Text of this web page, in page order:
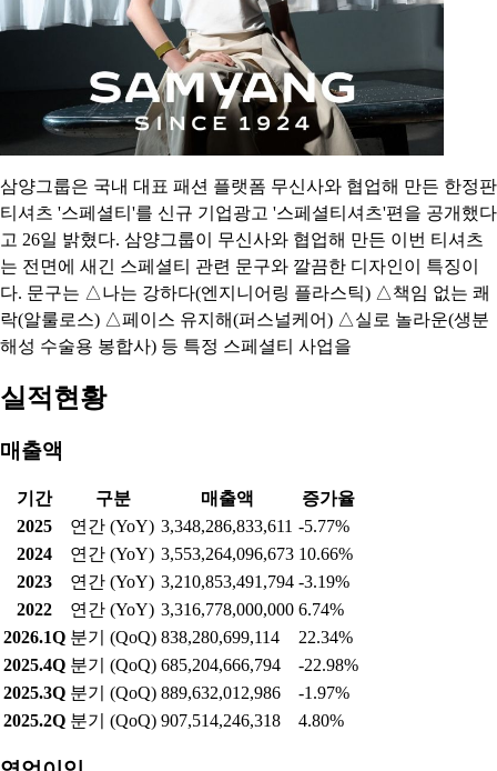
삼양그룹은 국내 대표 패션 플랫폼 무신사와 협업해 만든 한정판
티셔츠 '스페셜티'를 신규 기업광고 '스페셜티셔츠'편을 공개했다
고 26일 밝혔다. 삼양그룹이 무신사와 협업해 만든 이번 티셔츠
는 전면에 새긴 스페셜티 관련 문구와 깔끔한 디자인이 특징이
다. 문구는 △나는 강하다(엔지니어링 플라스틱) △책임 없는 쾌
락(알룰로스) △페이스 유지해(퍼스널케어) △실로 놀라운(생분
해성 수술용 봉합사) 등 특정 스페셜티 사업을
실적현황
매출액
기간 구분 매출액
증가율
2025
연간 (YoY) 3,348,286,833,611 -5.77%
2024
연간 (YoY) 3,553,264,096,673 10.66%
2023
연간 (YoY) 3,210,853,491,794 -3.19%
2022
연간 (YoY) 3,316,778,000,000 6.74%
2026.1Q 분기 (QoQ) 838,280,699,114
22.34%
2025.4Q 분기 (QoQ) 685,204,666,794
-22.98%
2025.3Q 분기 (QoQ) 889,632,012,986
-1.97%
2025.2Q 분기 (QoQ) 907,514,246,318 4.80%